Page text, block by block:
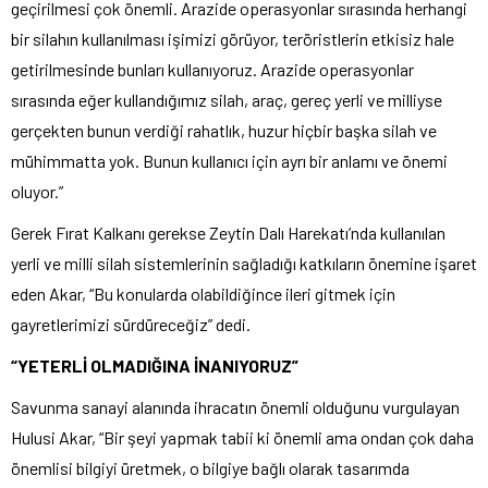
geçirilmesi çok önemli. Arazide operasyonlar sırasında herhangi
bir silahın kullanılması işimizi görüyor, teröristlerin etkisiz hale
getirilmesinde bunları kullanıyoruz. Arazide operasyonlar
sırasında eğer kullandığımız silah, araç, gereç yerli ve milliyse
gerçekten bunun verdiği rahatlık, huzur hiçbir başka silah ve
mühimmatta yok. Bunun kullanıcı için ayrı bir anlamı ve önemi
oluyor.”
Gerek Fırat Kalkanı gerekse Zeytin Dalı Harekatı’nda kullanılan
yerli ve milli silah sistemlerinin sağladığı katkıların önemine işaret
eden Akar, “Bu konularda olabildiğince ileri gitmek için
gayretlerimizi sürdüreceğiz” dedi.
“YETERLİ OLMADIĞINA İNANIYORUZ”
Savunma sanayi alanında ihracatın önemli olduğunu vurgulayan
Hulusi Akar, “Bir şeyi yapmak tabii ki önemli ama ondan çok daha
önemlisi bilgiyi üretmek, o bilgiye bağlı olarak tasarımda